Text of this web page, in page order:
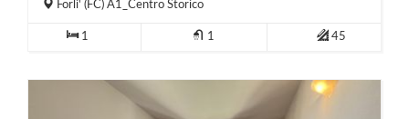
Forli' (FC) A1_Centro Storico
1 1 45